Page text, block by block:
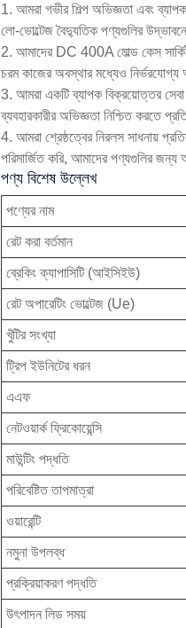
1. আমরা গভীর শিল্প অভিজ্ঞতা এবং
লো-ভোল্টেজ বৈদ্যুতিক পণ্যগুলির
2. আমাদের DC 400A মোল্ড কেস সার্কিট
চরম কাজের অবস্থার মধ্যেও নির্ভরযোগ্য
3. আমরা একটি ব্যাপক বিক্রয়োত্তর
ব্যবহারকারীর অভিজ্ঞতা নিশ্চিত করতে
4. আমরা শ্রেষ্ঠত্বের নিরলস সাধনায়
পরিমার্জিত করি, আমাদের পণ্যগুলির জন্য
পণ্য বিশেষ উল্লেখ
পণ্যের নাম
রেট করা বর্তমান
ব্রেকিং ক্যাপাসিটি (আইসিইউ)
রেট অপারেটিং ভোল্টেজ (Ue)
খুঁটির সংখ্যা
ট্রিপ ইউনিটের ধরন
এএফ
নেটওয়ার্ক ফ্রিকোয়েন্সি
মাউন্টিং পদ্ধতি
পরিবেষ্টিত তাপমাত্রা
ওয়ারেন্টি
নমুনা উপলব্ধ
প্রক্রিয়াকরণ পদ্ধতি
উৎপাদন লিড সময়